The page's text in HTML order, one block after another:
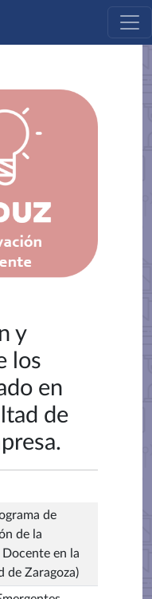
y
los
en
de
de
de la
Docente en la
de Zaragoza)